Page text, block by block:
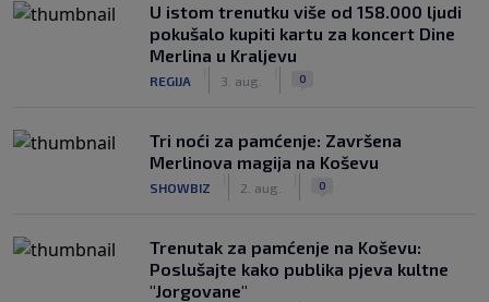
U istom trenutku više od 158.000 ljudi
pokušalo kupiti kartu za koncert Dine
Merlina u Kraljevu
REGIJA 3. aug. 0
Tri noći za pamćenje: Završena
Merlinova magija na Koševu
SHOWBIZ 2. aug. 0
Trenutak za pamćenje na Koševu:
Poslušajte kako publika pjeva kultne
"Jorgovane"